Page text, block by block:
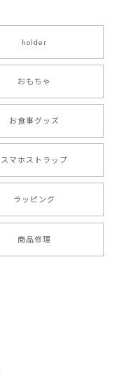
holder
おもちゃ
お食事グッズ
スマホストラップ
ラッピング
商品修理